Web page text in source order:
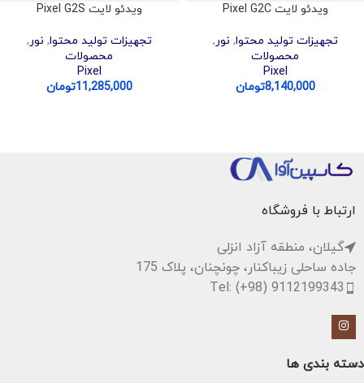
ویدئو لایت Pixel G2C
تجهیزات تولید محتوا, نور,
محصولات
Pixel
8,140,000تومان
ویدئو لایت Pixel G2S
تجهیزات تولید محتوا, نور,
محصولات
Pixel
11,285,000تومان
ارتباط با فروشگاه
گیلان، منطقه آزاد انزلی
جاده ساحلی زیباکنار، چونچنان، پلاک 175
Tel: (+98) 9112199343
دسته بندی ها